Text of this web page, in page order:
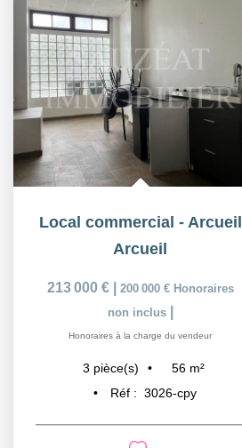
Local commercial - Arcueil
Arcueil
213 000 € 200 000 € Honoraires
non inclus
Honoraires à la charge du vendeur
3 pièce(s) 56 m²
Réf : 3026-cpy